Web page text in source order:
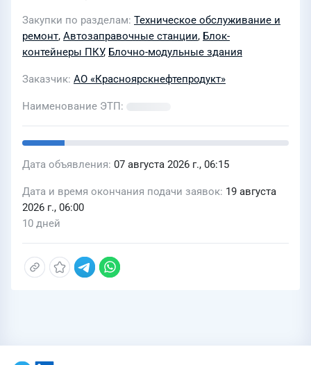
Закупки по разделам Техническое обслуживание и
ремонт, Автозаправочные станции, Блок-
контейнеры ПКУ, Блочно-модульные здания
Заказчик АО «Красноярскнефтепродукт»
Наименование ЭТП
Дата объявления 07 августа 2026 г., 06:15
Дата и время окончания подачи заявок 19 августа
2026 г., 06:00
10 дней